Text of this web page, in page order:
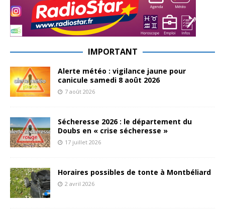
IMPORTANT
Alerte météo : vigilance jaune pour
canicule samedi 8 août 2026
7 août 2026
Sécheresse 2026 : le département du
Doubs en « crise sécheresse »
17 juillet 2026
Horaires possibles de tonte à Montbéliard
2 avril 2026